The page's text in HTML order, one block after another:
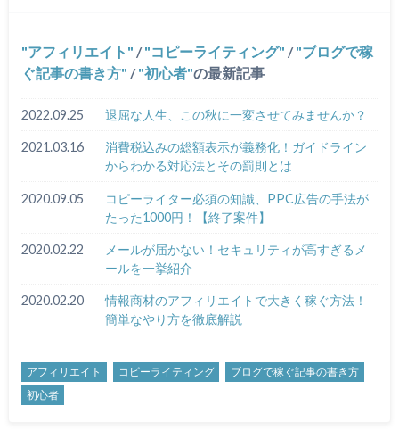
アフィリエイト / コピーライティング / ブログで稼
ぐ記事の書き方 / 初心者 の最新記事
2022.09.25 退屈な人生、この秋に一変させてみませんか？
2021.03.16
消費税込みの総額表示が義務化！ガイドライン
からわかる対応法とその罰則とは
2020.09.05
コピーライター必須の知識、PPC広告の手法が
たった1000円！【終了案件】
2020.02.22
メールが届かない！セキュリティが高すぎるメ
ールを一挙紹介
2020.02.20
情報商材のアフィリエイトで大きく稼ぐ方法！
簡単なやり方を徹底解説
アフィリエイト コピーライティング
ブログで稼ぐ記事の書き方
初心者